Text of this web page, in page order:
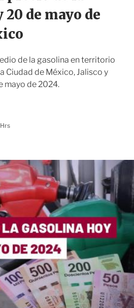
de mayo de
de la gasolina en territorio
Ciudad de México, Jalisco y
mayo de 2024.